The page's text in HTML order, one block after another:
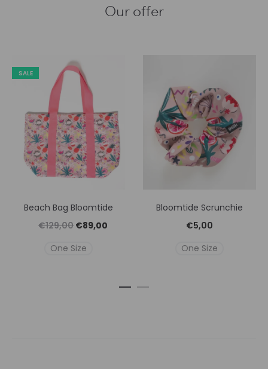
Our offer
SALE
Beach Bag Bloomtide
€129,00 Original
price
€89,00
One Size
Bloomtide Scrunchie
€5,00
One Size